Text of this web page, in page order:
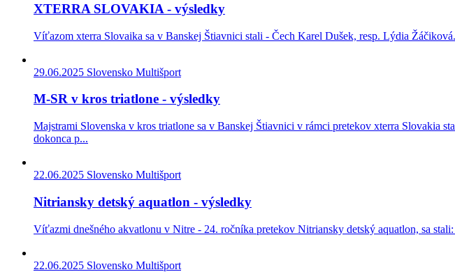
XTERRA SLOVAKIA - výsledky
Víťazom xterra Slovaika sa v Banskej Štiavnici stali - Čech Karel Dušek, resp. Lýdia Žáčiková.
29.06.2025 Slovensko Multišport
M-SR v kros triatlone - výsledky
Majstrami Slovenska v kros triatlone sa v Banskej Štiavnici v rámci pretekov xterra Slovakia
dokonca p...
22.06.2025 Slovensko Multišport
Nitriansky detský aquatlon - výsledky
Víťazmi dnešného akvatlonu v Nitre - 24. ročníka pretekov Nitriansky detský aquatlon, sa
22.06.2025 Slovensko Multišport